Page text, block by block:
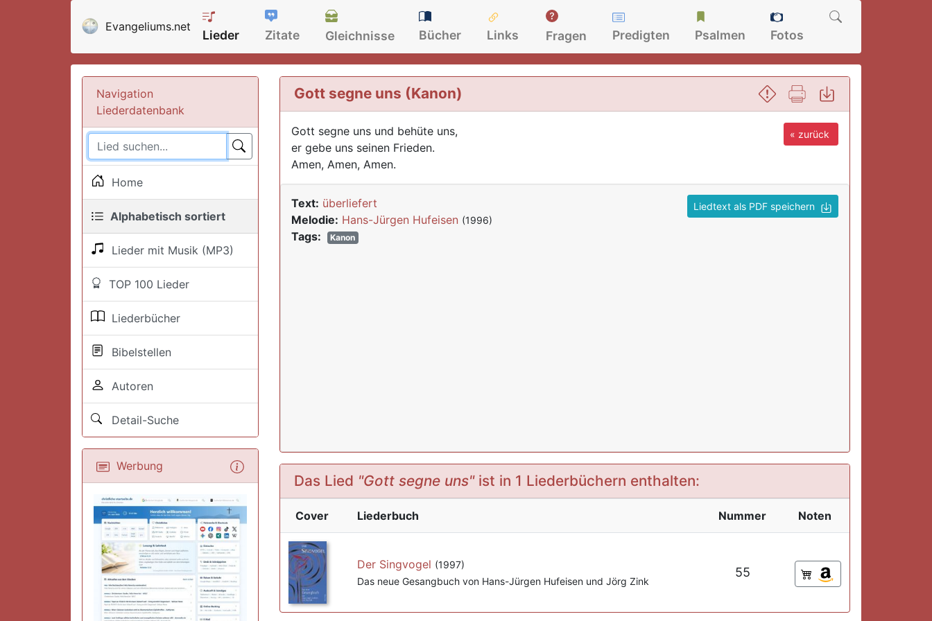
Evangeliums.net
Lieder Zitate Gleichnisse Bücher Links Fragen Predigten Psalmen Fotos
Navigation
Liederdatenbank
Home
Alphabetisch sortiert
Lieder mit Musik (MP3)
TOP 100 Lieder
Liederbücher
Bibelstellen
Autoren
Detail-Suche
Werbung
Gott segne uns (Kanon)
« zurück
Gott segne uns und behüte uns,
er gebe uns seinen Frieden.
Amen, Amen, Amen.
Liedtext als PDF speichern
Text: überliefert
Melodie: Hans-Jürgen Hufeisen (1996)
Tags: Kanon
Das Lied "Gott segne uns"ist in 1 Liederbüchern enthalten:
Cover Liederbuch Nummer Noten
Der Singvogel (1997)
Das neue Gesangbuch von Hans-Jürgen Hufeisen und Jörg Zink
55